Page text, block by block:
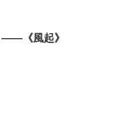
——《風起》